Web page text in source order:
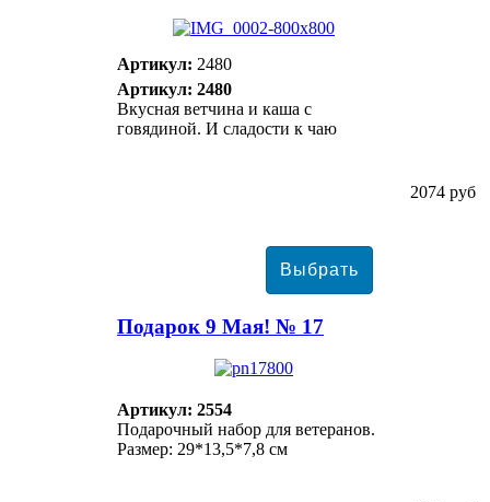
Артикул: 2480
Артикул: 2480
Вкусная ветчина и каша с
говядиной. И сладости к чаю
2074 руб
Подарок 9 Мая! № 17
Артикул: 2554
Подарочный набор для ветеранов.
Размер: 29*13,5*7,8 см